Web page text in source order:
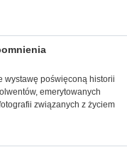
wystawę poświęconą historii
emerytowanych
związanych z życiem